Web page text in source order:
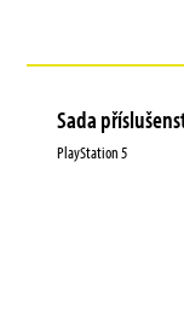
Sada
PlayStation 5